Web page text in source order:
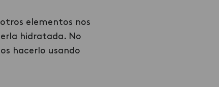
elementos nos
hidratada. No
hacerlo usando